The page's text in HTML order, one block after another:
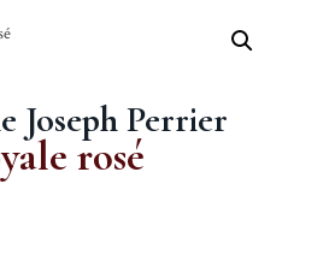
Joseph Perrier
rosé